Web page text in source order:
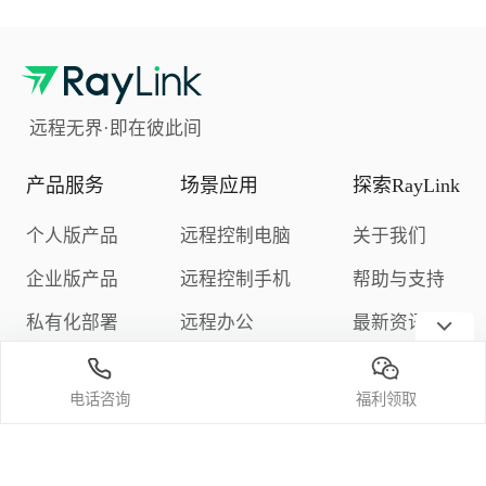
远程无界·即在彼此间
产品服务
个人版产品
企业版产品
私有化部署
下载中心
定价与购买
场景应用
远程控制电脑
远程控制手机
远程办公
探索RayLink
关于我们
帮助与支持
最新资讯
隐私政策
电话咨询 福利领取